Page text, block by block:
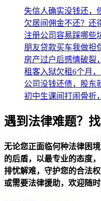
失信人确实没钱还，
欠居间佣金不还？还
注册公司容易踩哪些
朋友贷款买车我做担
房产过户后感情破裂
租客入狱欠租6个月
公司没钱还债，股东
初中生课间打闹骨折
遇到法律难题？
无论您正面临何种法律困
的后盾，以最专业的态度
排忧解难，守护您的合法
或需要法律援助，欢迎随时